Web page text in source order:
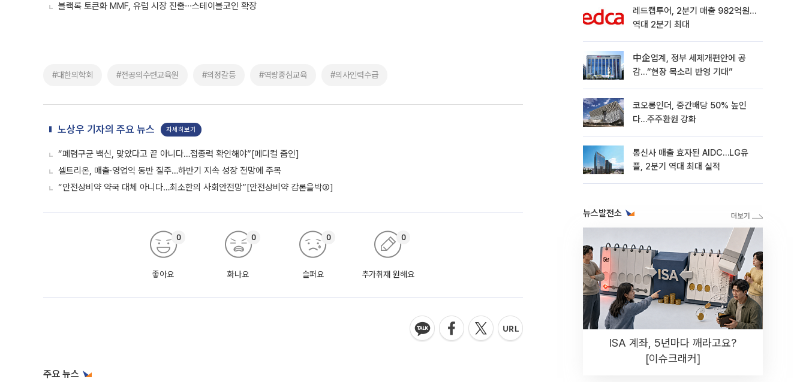
블랙록 토큰화 MMF, 유럽 시장 진출∙∙∙스테이블코인 확장
#대한의학회 #전공의수련교육원 #의정갈등 #역량중심교육 #의사인력수급
노상우 기자의 주요 뉴스 자세히보기
“폐렴구균 백신, 맞았다고 끝 아니다…접종력 확인해야”[메디컬 줌인]
셀트리온, 매출·영업익 동반 질주…하반기 지속 성장 전망에 주목
“안전상비약 약국 대체 아니다…최소한의 사회안전망”[안전상비약 갑론을박③]
좋아요
0
화나요
0
슬퍼요
0
추가취재 원해요
0
주요 뉴스
레드캡투어, 2분기 매출 982억원…
역대 2분기 최대
中企업계, 정부 세제개편안에 공
감…“현장 목소리 반영 기대”
코오롱인더, 중간배당 50% 높인
다…주주환원 강화
통신사 매출 효자된 AIDC…LG유
플, 2분기 역대 최대 실적
뉴스발전소
ISA 계좌, 5년마다 깨라고요?
[이슈크래커]